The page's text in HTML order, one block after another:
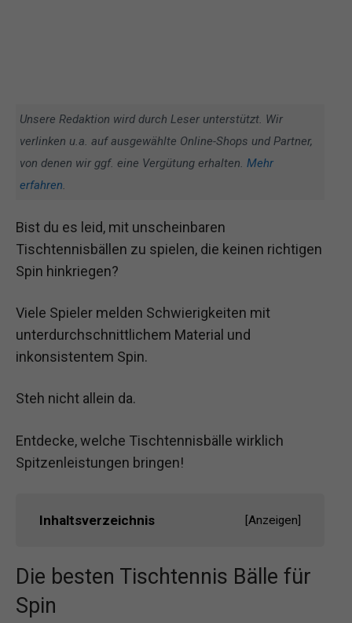
Unsere Redaktion wird durch Leser unterstützt. Wir
verlinken u.a. auf ausgewählte Online-Shops und Partner,
von denen wir ggf. eine Vergütung erhalten. Mehr
erfahren.
Bist du es leid, mit unscheinbaren
Tischtennisbällen zu spielen, die keinen richtigen
Spin hinkriegen?
Viele Spieler melden Schwierigkeiten mit
unterdurchschnittlichem Material und
inkonsistentem Spin.
Steh nicht allein da.
Entdecke, welche Tischtennisbälle wirklich
Spitzenleistungen bringen!
Inhaltsverzeichnis [Anzeigen]
Die besten Tischtennis Bälle für
Spin